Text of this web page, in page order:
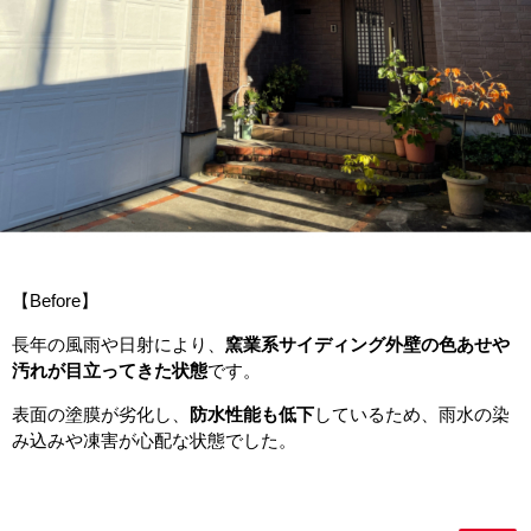
【Before】
長年の風雨や日射により、 窯業系サイディング外壁の色あせや
汚れが目立ってきた状態です。
表面の塗膜が劣化し、 防水性能も低下しているため、雨水の染
み込みや凍害が心配な状態でした。